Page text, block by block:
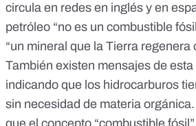
circula en redes en inglés y en
petróleo “no es un combustible
“un mineral que la Tierra regenera
También existen mensajes de
indicando que los hidrocarburos
sin necesidad de materia